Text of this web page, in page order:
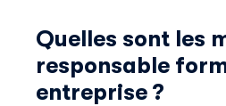
Découvrir
Prénom*
Quelles sont les
responsable
entreprise ?